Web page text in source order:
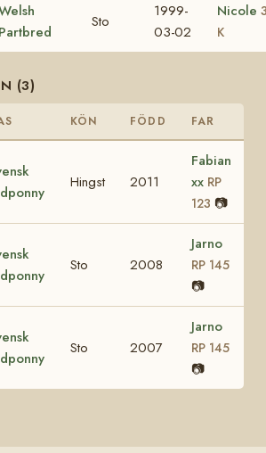
Partbred
Sto
1999-
03-02
Nicole
K
(3)
KÖN FÖDD FAR
Hingst 2011
Fabian
xx RP
123 📷
Sto 2008
Jarno
RP 145
📷
Sto 2007
Jarno
RP 145
📷